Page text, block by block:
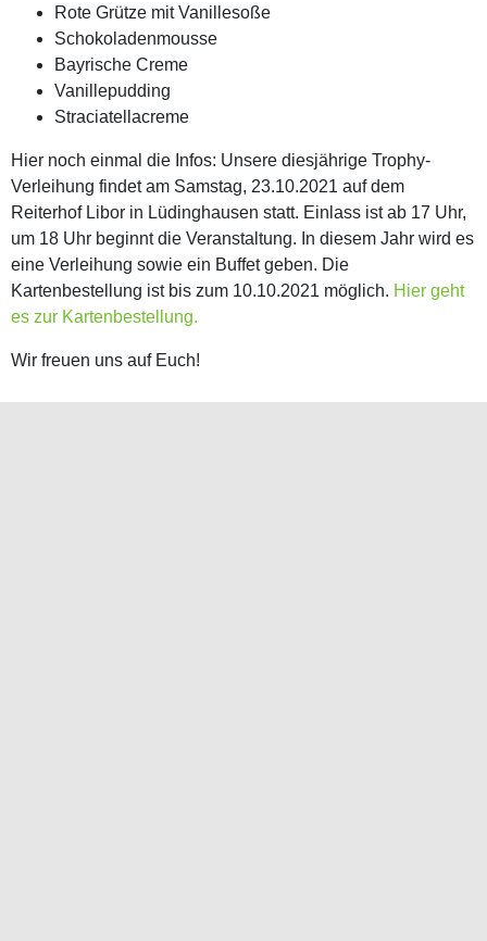
Rote Grütze mit Vanillesoße
Schokoladenmousse
Bayrische Creme
Vanillepudding
Straciatellacreme
Hier noch einmal die Infos: Unsere diesjährige Trophy-
Verleihung findet am Samstag, 23.10.2021 auf dem
Reiterhof Libor in Lüdinghausen statt. Einlass ist ab 17 Uhr,
um 18 Uhr beginnt die Veranstaltung. In diesem Jahr wird es
eine Verleihung sowie ein Buffet geben. Die
Kartenbestellung ist bis zum 10.10.2021 möglich. Hier geht
es zur Kartenbestellung.
Wir freuen uns auf Euch!